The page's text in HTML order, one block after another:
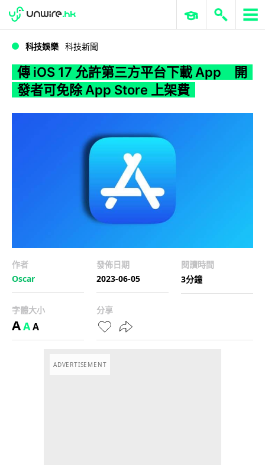
WWDC 2026 ERP 與商業 AI
科技娛樂 科技新聞
傳 iOS 17 允許第三方平台下載 App 開
發者可免除 App Store 上架費
作者
Oscar
發佈日期
2023-06-05
閱讀時間
3分鐘
字體大小
AAA
分享
ADVERTISEMENT